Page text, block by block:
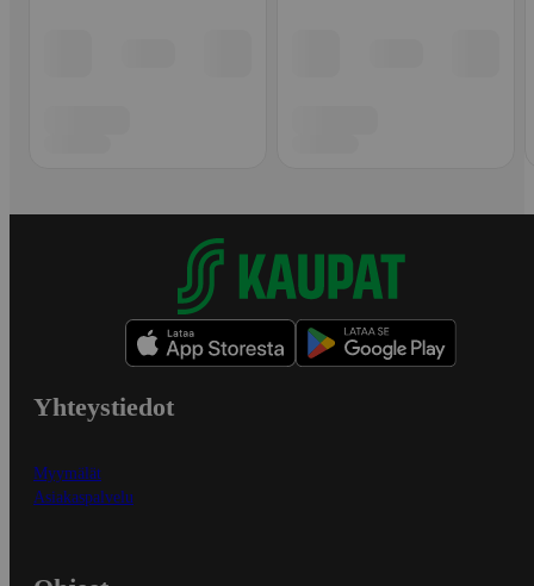
Yhteystiedot
Myymälät
Asiakaspalvelu